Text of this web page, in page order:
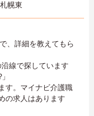
幌東
、詳細を教えてもら
線で探しています
す。マイナビ介護職
の求人はあります